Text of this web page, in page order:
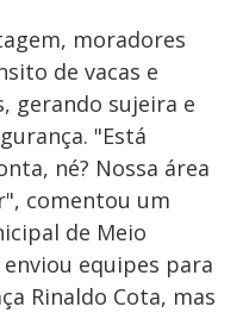
moradores
de vacas e
gerando sujeira e
"Está
né? Nossa área
comentou um
de Meio
equipes para
Rinaldo Cota, mas